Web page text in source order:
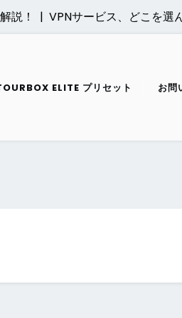
！ | VPNサービス、どこを選ん
ELITE プリセット お問